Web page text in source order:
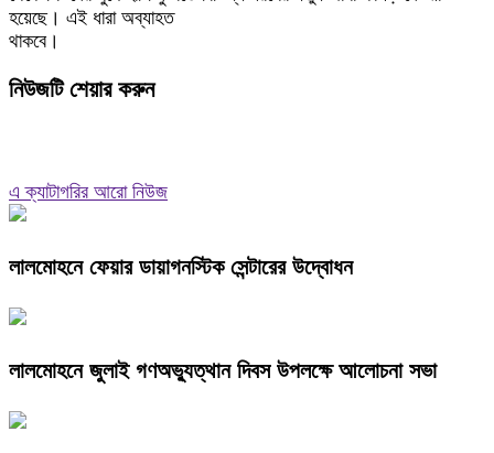
হয়েছে। এই ধারা অব্যাহত
থাকবে।
নিউজটি শেয়ার করুন
এ ক্যাটাগরির আরো নিউজ
লালমোহনে ফেয়ার ডায়াগনস্টিক সেন্টারের উদ্বোধন
লালমোহনে জুলাই গণঅভ্যুত্থান দিবস উপলক্ষে আলোচনা সভা